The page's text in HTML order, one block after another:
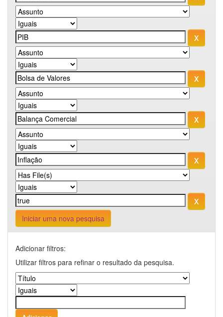
Iniciar uma nova pesquisa
Adicionar filtros:
Utilizar filtros para refinar o resultado da pesquisa.